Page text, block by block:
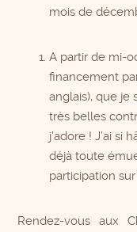
mois de
A partir de mi-
financement
anglais), que je
très belles
j’adore ! J’ai si
déjà toute
participation sur
Rendez-vous aux